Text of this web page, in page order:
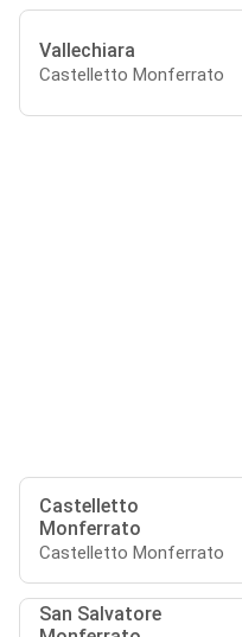
Vallechiara
Castelletto Monferrato
Castelletto
Monferrato
Castelletto Monferrato
San Salvatore